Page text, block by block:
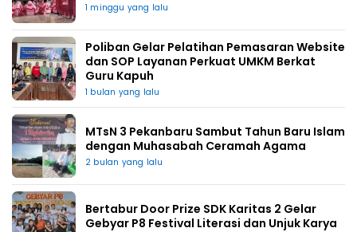
1 minggu yang lalu
Poliban Gelar Pelatihan Pemasaran Website
dan SOP Layanan Perkuat UMKM Berkat
Guru Kapuh
1 bulan yang lalu
MTsN 3 Pekanbaru Sambut Tahun Baru Islam
dengan Muhasabah Ceramah Agama
2 bulan yang lalu
Bertabur Door Prize SDK Karitas 2 Gelar
Gebyar P8 Festival Literasi dan Unjuk Karya